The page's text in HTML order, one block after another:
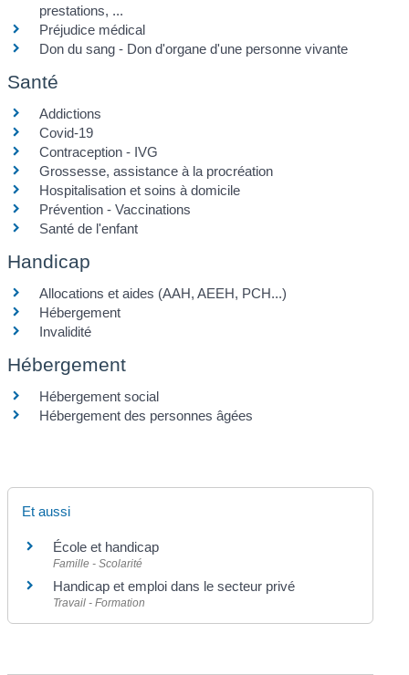
prestations, ...
Préjudice médical
Don du sang - Don d'organe d'une personne vivante
Santé
Addictions
Covid-19
Contraception - IVG
Grossesse, assistance à la procréation
Hospitalisation et soins à domicile
Prévention - Vaccinations
Santé de l'enfant
Handicap
Allocations et aides (AAH, AEEH, PCH...)
Hébergement
Invalidité
Hébergement
Hébergement social
Hébergement des personnes âgées
Et aussi
École et handicap
Famille - Scolarité
Handicap et emploi dans le secteur privé
Travail - Formation